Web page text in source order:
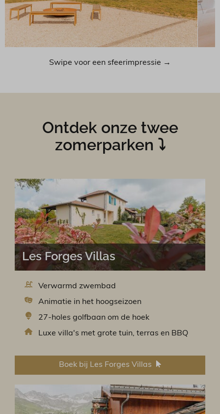
Swipe voor een sfeerimpressie →
Ontdek onze twee
zomerparken ⤵
Les Forges Villas
Verwarmd zwembad
Animatie in het hoogseizoen
27-holes golfbaan om de hoek
Luxe villa's met grote tuin, terras en BBQ
Boek bij Les Forges Villas